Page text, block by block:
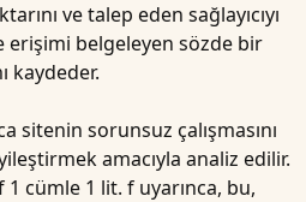
ve talep eden sağlayıcıyı
erişimi belgeleyen sözde bir
kaydeder.
sitenin sorunsuz çalışmasını
amacıyla analiz edilir.
cümle 1 lit. f uyarınca, bu,